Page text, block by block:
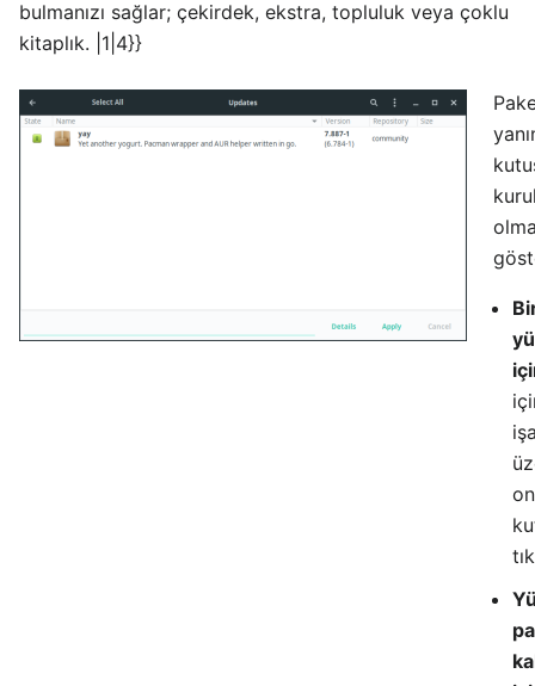
bulmanızı sağlar; çekirdek, ekstra, topluluk veya çoklu
kitaplık. |1|4}}